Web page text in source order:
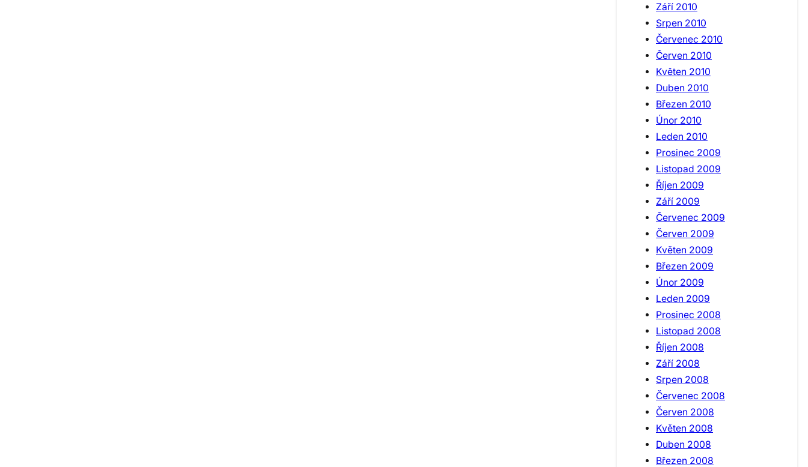
Září 2010
Srpen 2010
Červenec 2010
Červen 2010
Květen 2010
Duben 2010
Březen 2010
Únor 2010
Leden 2010
Prosinec 2009
Listopad 2009
Říjen 2009
Září 2009
Červenec 2009
Červen 2009
Květen 2009
Březen 2009
Únor 2009
Leden 2009
Prosinec 2008
Listopad 2008
Říjen 2008
Září 2008
Srpen 2008
Červenec 2008
Červen 2008
Květen 2008
Duben 2008
Březen 2008